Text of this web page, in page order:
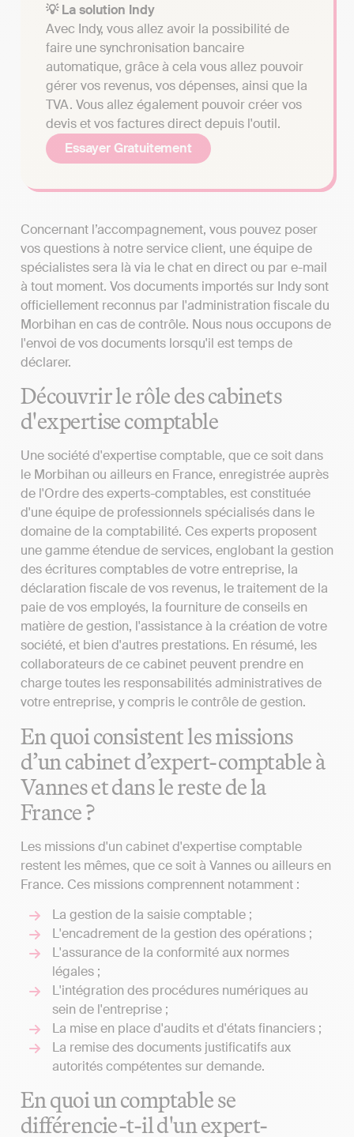
💡 La solution Indy
Avec Indy, vous allez avoir la possibilité de
faire une synchronisation bancaire
automatique, grâce à cela vous allez pouvoir
gérer vos revenus, vos dépenses, ainsi que la
TVA. Vous allez également pouvoir créer vos
devis et vos factures direct depuis l'outil.
Essayer Gratuitement
Concernant l’accompagnement, vous pouvez poser
vos questions à notre service client, une équipe de
spécialistes sera là via le chat en direct ou par e-mail
à tout moment. Vos documents importés sur Indy sont
officiellement reconnus par l'administration fiscale du
Morbihan en cas de contrôle. Nous nous occupons de
l'envoi de vos documents lorsqu'il est temps de
déclarer.
Découvrir le rôle des cabinets
d'expertise comptable
Une société d'expertise comptable, que ce soit dans
le Morbihan ou ailleurs en France, enregistrée auprès
de l'Ordre des experts-comptables, est constituée
d'une équipe de professionnels spécialisés dans le
domaine de la comptabilité. Ces experts proposent
une gamme étendue de services, englobant la gestion
des écritures comptables de votre entreprise, la
déclaration fiscale de vos revenus, le traitement de la
paie de vos employés, la fourniture de conseils en
matière de gestion, l'assistance à la création de votre
société, et bien d'autres prestations. En résumé, les
collaborateurs de ce cabinet peuvent prendre en
charge toutes les responsabilités administratives de
votre entreprise, y compris le contrôle de gestion.
En quoi consistent les missions
d’un cabinet d’expert-comptable à
Vannes et dans le reste de la
France ?
Les missions d'un cabinet d'expertise comptable
restent les mêmes, que ce soit à Vannes ou ailleurs en
France. Ces missions comprennent notamment :
La gestion de la saisie comptable ;
L'encadrement de la gestion des opérations ;
L'assurance de la conformité aux normes
légales ;
L'intégration des procédures numériques au
sein de l'entreprise ;
La mise en place d'audits et d'états financiers ;
La remise des documents justificatifs aux
autorités compétentes sur demande.
En quoi un comptable se
différencie-t-il d'un expert-